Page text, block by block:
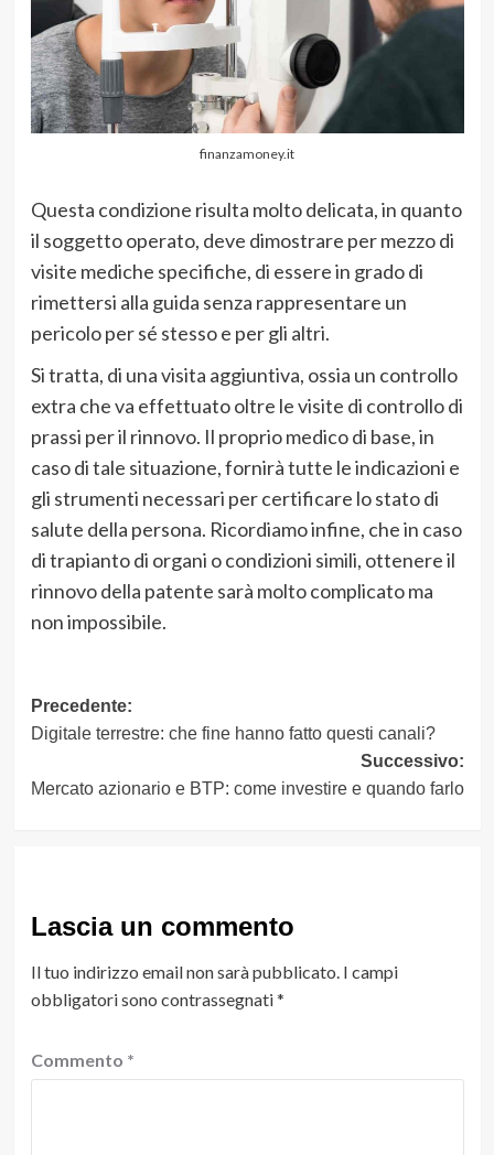
finanzamoney.it
Questa condizione risulta molto delicata, in quanto
il soggetto operato, deve dimostrare per mezzo di
visite mediche specifiche, di essere in grado di
rimettersi alla guida senza rappresentare un
pericolo per sé stesso e per gli altri.
Si tratta, di una visita aggiuntiva, ossia un controllo
extra che va effettuato oltre le visite di controllo di
prassi per il rinnovo. Il proprio medico di base, in
caso di tale situazione, fornirà tutte le indicazioni e
gli strumenti necessari per certificare lo stato di
salute della persona. Ricordiamo infine, che in caso
di trapianto di organi o condizioni simili, ottenere il
rinnovo della patente sarà molto complicato ma
non impossibile.
Navigazione
articolo
Precedente:
Digitale terrestre: che fine hanno fatto questi canali?
Successivo:
Mercato azionario e BTP: come investire e quando farlo
Lascia un commento
Il tuo indirizzo email non sarà pubblicato. I campi
obbligatori sono contrassegnati*
Commento *